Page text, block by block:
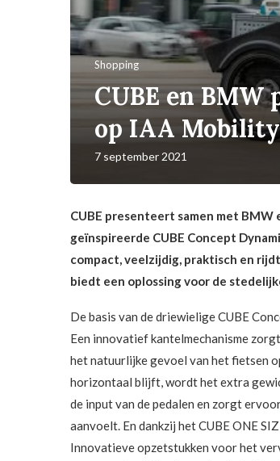
Shopping
CUBE en
op IAA Mobility
7 september 2021
CUBE presenteert samen met
geïnspireerde CUBE Concept
compact, veelzijdig, praktisch en
biedt een oplossing voor de
De basis van de driewielige CUBE
Een innovatief kantelmechanisme
het natuurlijke gevoel van het fietsen
horizontaal blijft, wordt het extra
de input van de pedalen en zorgt
aanvoelt. En dankzij het CUBE ONE
Innovatieve opzetstukken voor het